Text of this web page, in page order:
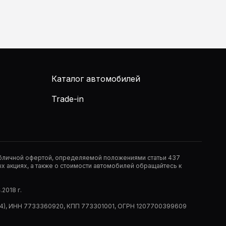
Каталог автомобилей
Trade-in
офертой, определяемой положениями статьи 437
а также о стоимости автомобилей обращайтесь к
г.
ИНН 7733360920, КПП 773301001, ОГРН 1207700399609